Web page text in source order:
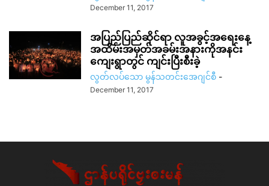
December 11, 2017
အပြည်ပြည်ဆိုင်ရာ လူအခွင့်အရေးနေ့
အထိမ်းအမှတ်အခမ်းအနားကိုအနင်း
ကျေးရွာတွင် ကျင်းပြီးစီးခဲ့
လွတ်လပ်သော မွန်သတင်းအေဂျင်စီ -
December 11, 2017